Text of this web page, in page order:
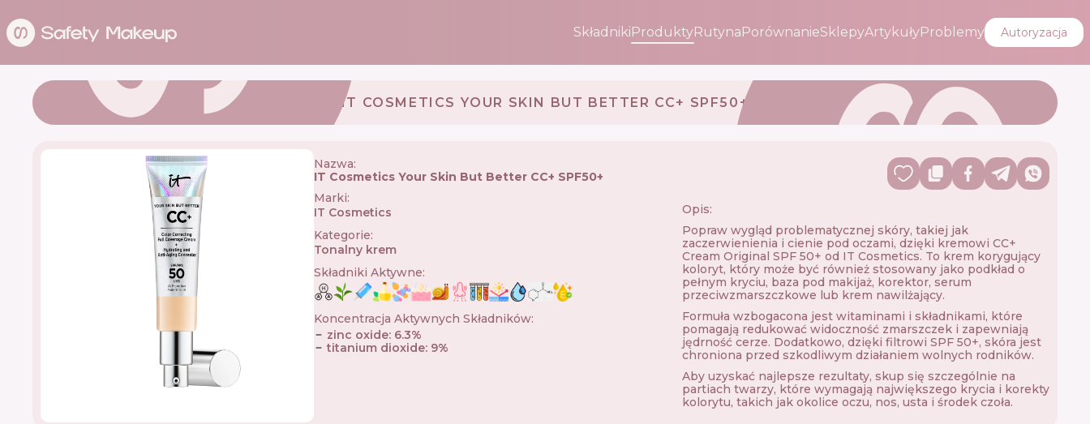
SkładnikiProduktyRutynaPorównanieSklepyArtykułyProblemy Autoryzacja
IT COSMETICS YOUR SKIN BUT BETTER CC+ SPF50+
Nazwa:
IT Cosmetics Your Skin But Better CC+ SPF50+
Marki:
IT Cosmetics
Kategorie:
Tonalny krem
Składniki Aktywne:
Koncentracja Aktywnych Składników:
zinc oxide: 6.3%
titanium dioxide: 9%
Opis:
Popraw wygląd problematycznej skóry, takiej jak
zaczerwienienia i cienie pod oczami, dzięki kremowi CC+
Cream Original SPF 50+ od IT Cosmetics. To krem ​​korygujący
koloryt, który może być również stosowany jako podkład o
pełnym kryciu, baza pod makijaż, korektor, serum
przeciwzmarszczkowe lub krem ​​nawilżający.
Formuła wzbogacona jest witaminami i składnikami, które
pomagają redukować widoczność zmarszczek i zapewniają
jędrność cerze. Dodatkowo, dzięki filtrowi SPF 50+, skóra jest
chroniona przed szkodliwym działaniem wolnych rodników.
Aby uzyskać najlepsze rezultaty, skup się szczególnie na
partiach twarzy, które wymagają największego krycia i korekty
kolorytu, takich jak okolice oczu, nos, usta i środek czoła.